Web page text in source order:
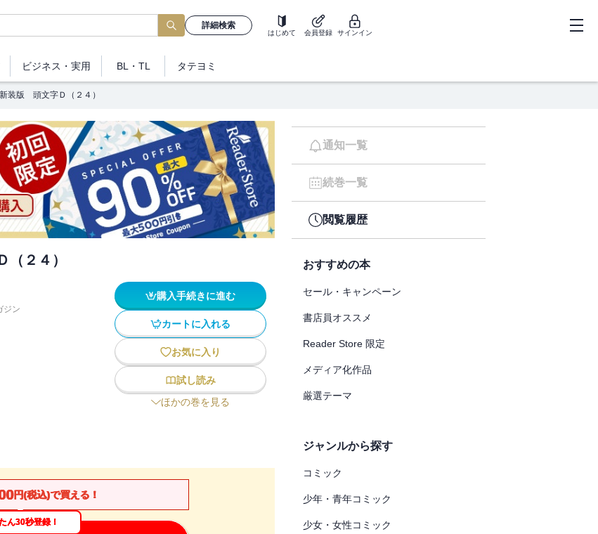
詳細検索
はじめて 会員登録 サインイン
ビジネス ・実用 BL・TL タテヨミ
新装版 頭文字Ｄ（２４）
２４）
ジン
購入手続きに進む
カートに入れる
お気に入り
試し読み
ほかの巻を見る
円(税込)で買える！
ん30秒登録！
通知一覧
続巻一覧
閲覧履歴
おすすめの本
セール・キャンペーン
書店員オススメ
Reader Store 限定
メディア化作品
厳選テーマ
ジャンルから探す
コミック
少年・青年コミック
少女・女性コミック